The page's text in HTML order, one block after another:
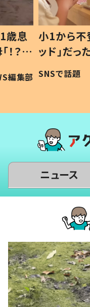
歳息
？」
編集部
小1から不
ッド」だ
作り続け
#令和の子
SNSで話題
ニュース